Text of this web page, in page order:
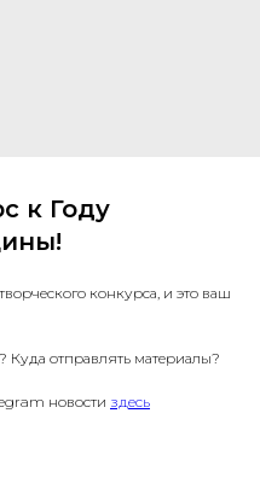
к Году
конкурса, и это ваш
Куда отправлять материалы?
новости здесь